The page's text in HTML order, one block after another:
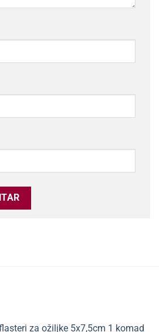
za ožiljke 5x7,5cm 1 komad